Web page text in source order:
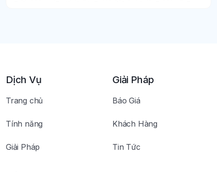
Dịch Vụ
Trang chủ
Tính năng
Giải Pháp
Giải Pháp
Báo Giá
Khách Hàng
Tin Tức